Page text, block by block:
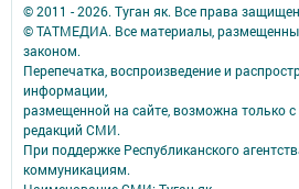
© 2011 - 2026. Туган як. Все права
© ТАТМЕДИА. Все материалы,
законом.
Перепечатка, воспроизведение и
информации,
размещенной на сайте, возможна только с
редакций СМИ.
При поддержке Республиканского
коммуникациям.